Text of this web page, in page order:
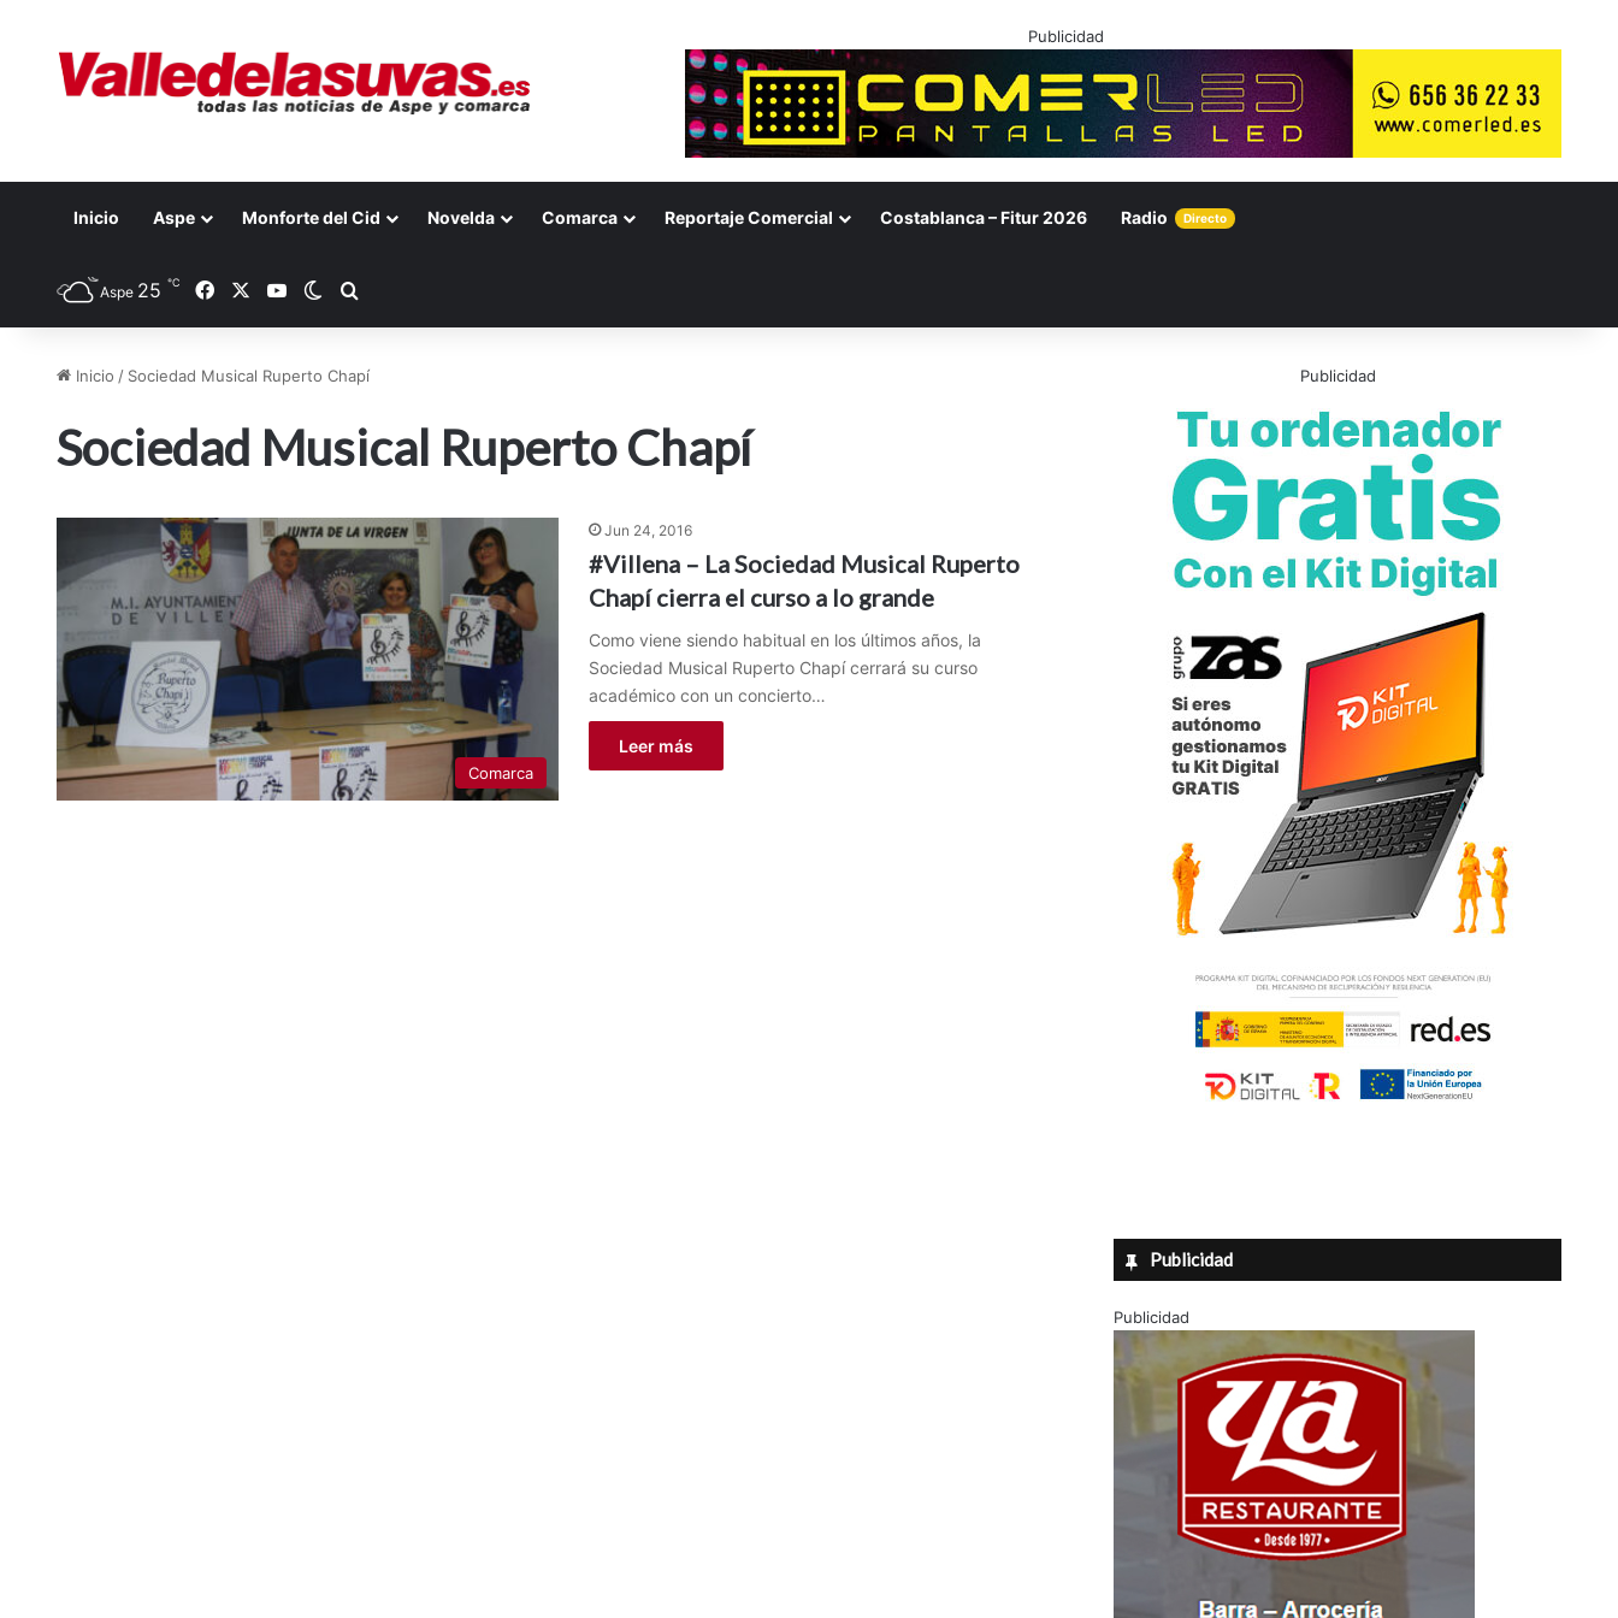
Publicidad
Inicio Aspe Monforte del Cid Novelda Comarca Reportaje Comercial Costablanca – Fitur 2026 Radio Directo
Aspe 25 ℃ FacebookYouTubeSwitch skin
Inicio / Sociedad Musical Ruperto Chapí
Sociedad Musical Ruperto Chapí
Comarca
Jun 24, 2016
#Villena – La Sociedad Musical Ruperto
Chapí cierra el curso a lo grande
Como viene siendo habitual en los últimos años, la
Sociedad Musical Ruperto Chapí cerrará su curso
académico con un concierto…
Leer más
Publicidad
Publicidad
Publicidad